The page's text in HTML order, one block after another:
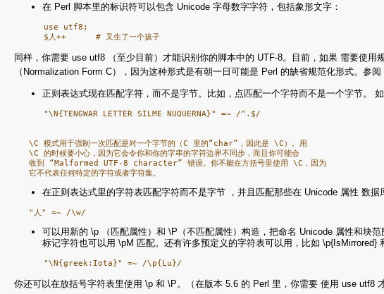
在 Perl 脚本里的标识符可以包含 Unicode 字母数字字符，包括象形文字：
      use utf8;
      $人++      # 又生了一个孩子
同样，你需要 use utf8 （至少目前）才能识别你的脚本中的 UTF-8。目前，如果 需要使
（Normalization Form C），因为这种形式是有朝一日可能是 Perl 的缺省规范化形式。参
正则表达式现在匹配字符，而不是字节。比如，点匹配一个字符而不是一个字节。
      "\N{TENGWAR LETTER SILME NUQUERNA}" =~ /^.$/
   \C 模式用于强制一次匹配是对一个字节的（C 里的“char”，因此是 \C）。用
   \C 的时候要小心，因为它会令你和你的字串的字符边界不同步，而且你可能会
   收到 “Malformed UTF-8 character” 错误。你不能在方括号里使用 \C，因为
在正则表达式里的字符表匹配字符而不是字节 ，并且匹配那些在 Unicode 属性 数
可以用新的 \p （匹配属性）和 \P（不匹配属性）构造，把命名 Unicode 属性和块
标记字符也可以用 \pM 匹配。还有许多预定义的字符表可以用，比如 \p{IsMirrored}
你还可以在放括号字符表里使用 \p 和 \P。（在版本 5.6 的 Perl 里，你需要 使用 use utf8